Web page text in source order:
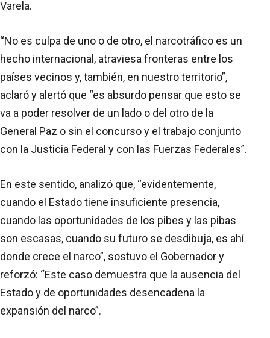
Varela.
“No es culpa de uno o de otro, el narcotráfico es un
hecho internacional, atraviesa fronteras entre los
países vecinos y, también, en nuestro territorio”,
aclaró y alertó que “es absurdo pensar que esto se
va a poder resolver de un lado o del otro de la
General Paz o sin el concurso y el trabajo conjunto
con la Justicia Federal y con las Fuerzas Federales”.
En este sentido, analizó que, “evidentemente,
cuando el Estado tiene insuficiente presencia,
cuando las oportunidades de los pibes y las pibas
son escasas, cuando su futuro se desdibuja, es ahí
donde crece el narco”, sostuvo el Gobernador y
reforzó: “Este caso demuestra que la ausencia del
Estado y de oportunidades desencadena la
expansión del narco”.